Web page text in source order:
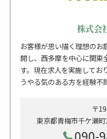
株式会
お客様が思い描く理想のお
開し、西多摩を中心に関東
す。現在求人を実施してお
うやる気のある方を経験不
〒
東京都青梅市千ケ瀬